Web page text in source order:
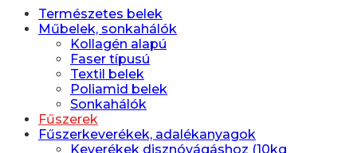
Természetes belek
Műbelek, sonkahálók
Kollagén alapú
Faser típusú
Textil belek
Poliamid belek
Sonkahálók
Fűszerek
Fűszerkeverékek, adalékanyagok
Keverékek disznóvágáshoz (10kg